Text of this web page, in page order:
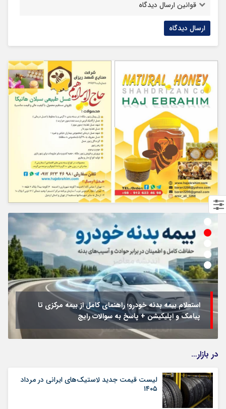
قوانین ارسال دیدگاه
استعلام بیمه بدنه خودرو؛ راهنمای کامل از بیمه مرکزی تا
پیامک و اپلیکیشن + پاسخ به سوالات رایج
در بازار…
لیست قیمت جدید لاستیک‌های ایرانی در مرداد
۱۴۰۵